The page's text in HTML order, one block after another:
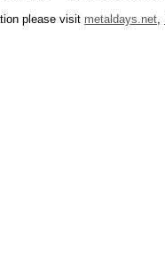
please visit metaldays.net,